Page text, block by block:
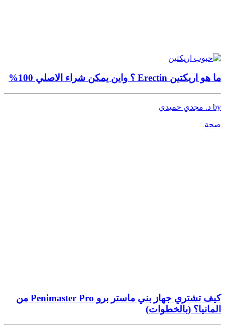
ما هو اريكتين Erectin ؟ واين يمكن شراء الاصلي 100%
by د. مجدي حميدي
صحة
كيف تشتري جهاز بني ماستر برو Penimaster Pro من
المانيا؟ (بالخطوات)